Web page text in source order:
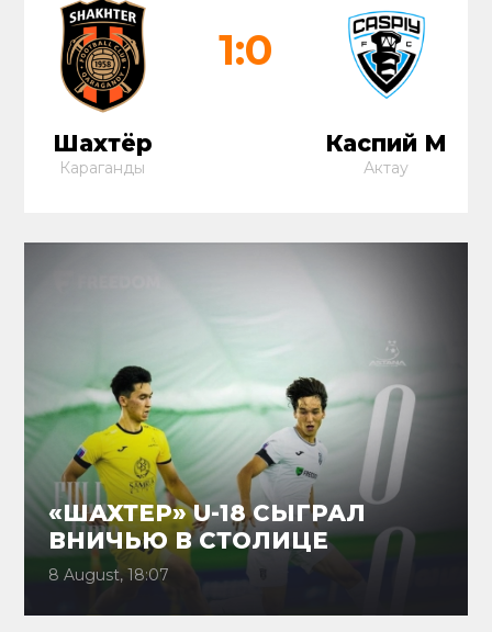
Шахтёр
Караганды
1:0
Каспий М
Актау
«ШАХТЕР» U-18 СЫГРАЛ
ВНИЧЬЮ В СТОЛИЦЕ
8 August, 18:07